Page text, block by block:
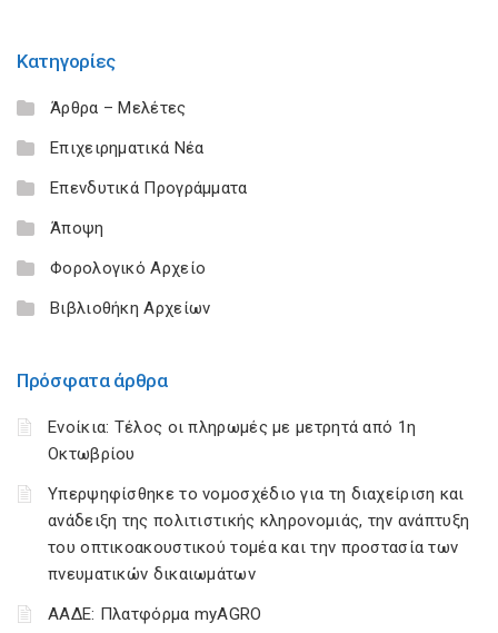
Κατηγορίες
Άρθρα – Μελέτες
Επιχειρηματικά Νέα
Επενδυτικά Προγράμματα
Άποψη
Φορολογικό Αρχείο
Βιβλιοθήκη Αρχείων
Πρόσφατα άρθρα
Ενοίκια: Τέλος οι πληρωμές με μετρητά από 1η
Οκτωβρίου
Υπερψηφίσθηκε το νομοσχέδιο για τη διαχείριση και
ανάδειξη της πολιτιστικής κληρονομιάς, την ανάπτυξη
του οπτικοακουστικού τομέα και την προστασία των
πνευματικών δικαιωμάτων
ΑΑΔΕ: Πλατφόρμα myAGRO